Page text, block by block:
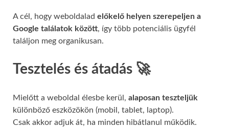
A cél, hogy weboldalad előkelő helyen szerepeljen a
Google találatok között, így több potenciális ügyfél
találjon meg organikusan.
Tesztelés és átadás 🚀
Mielőtt a weboldal élesbe kerül, alaposan teszteljük
különböző eszközökön (mobil, tablet, laptop).
Csak akkor adjuk át, ha minden hibátlanul működik.